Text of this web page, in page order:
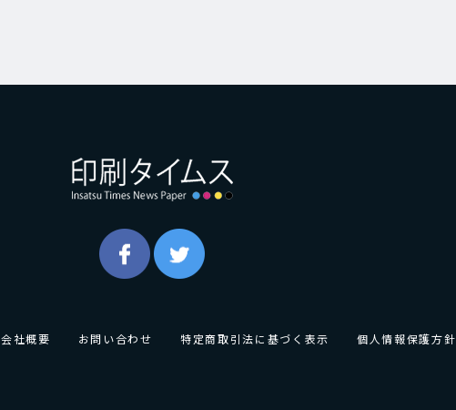
会社概要 お問い合わせ 特定商取引法に基づく表示 個人情報保護方針